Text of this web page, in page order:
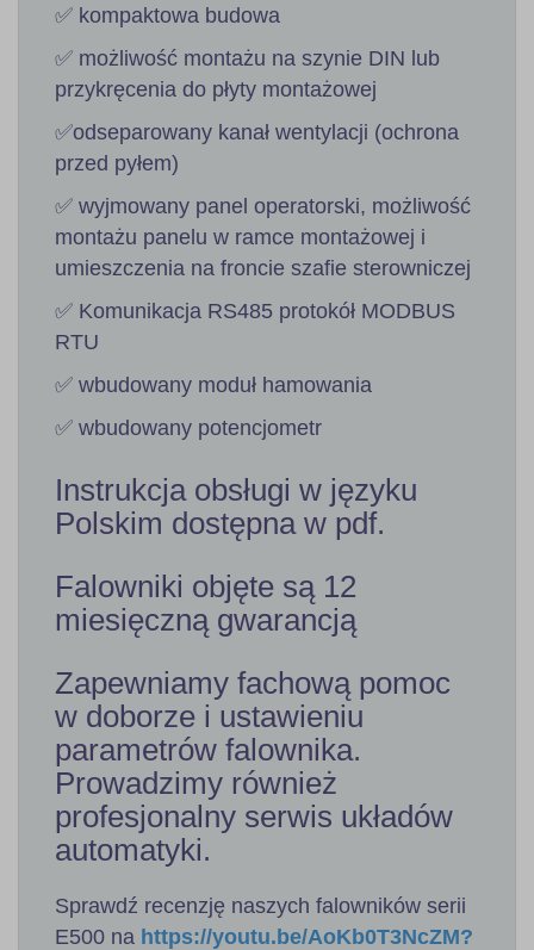
✅ kompaktowa budowa
✅ możliwość montażu na szynie DIN lub
przykręcenia do płyty montażowej
✅odseparowany kanał wentylacji (ochrona
przed pyłem)
✅ wyjmowany panel operatorski, możliwość
montażu panelu w ramce montażowej i
umieszczenia na froncie szafie sterowniczej
✅ Komunikacja RS485 protokół MODBUS
RTU
✅ wbudowany moduł hamowania
✅ wbudowany potencjometr
Instrukcja obsługi w języku
Polskim dostępna w pdf.
Falowniki objęte są 12
miesięczną gwarancją
Zapewniamy fachową pomoc
w doborze i ustawieniu
parametrów falownika.
Prowadzimy również
profesjonalny serwis układów
automatyki.
Sprawdź recenzję naszych falowników serii
E500 na https://youtu.be/AoKb0T3NcZM?